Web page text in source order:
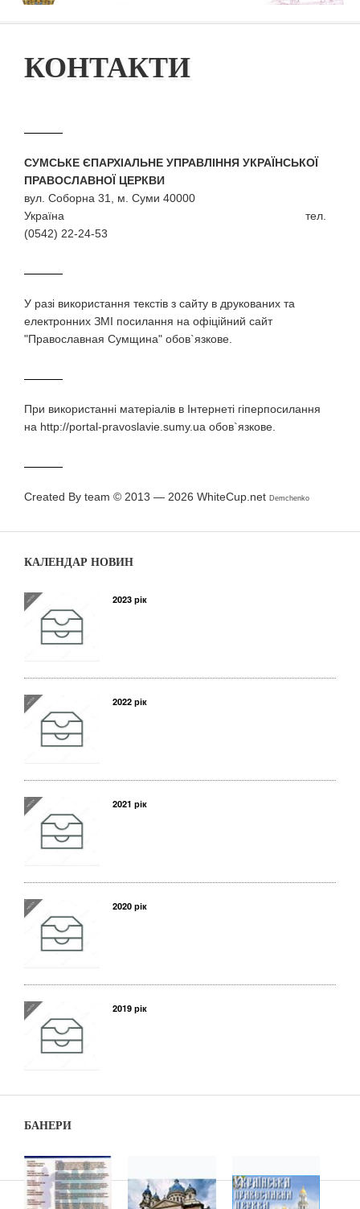
КОНТАКТИ
СУМСЬКЕ ЄПАРХІАЛЬНЕ УПРАВЛІННЯ УКРАЇНСЬКОЇ
ПРАВОСЛАВНОЇ ЦЕРКВИ
вул. Соборна 31, м. Суми 40000
Україна тел.
(0542) 22-24-53
У разi використання текстiв з сайту в друкованих та
електронних ЗМI посилання на офіційний сайт
"Православная Сумщина" обов`язкове.
При використаннi матерiалiв в Iнтернетi гiперпосилання
на http://portal-pravoslavie.sumy.ua обов`язкове.
Created By team © 2013 — 2026 WhiteCup.net Demchenko
КАЛЕНДАР НОВИН
2023 рік
2022 рік
2021 рік
2020 рік
2019 рік
БАНЕРИ